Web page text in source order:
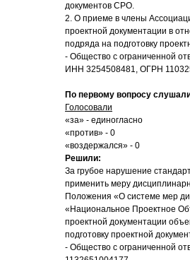
документов СРО.
2. О приеме в члены
проектной документации в
подряда на подготовку
- Общество с ограниченной
ИНН 3254508481, ОГРН
По первому вопросу
Голосовали
«за» - единогласно
«против» - 0
«воздержался» - 0
Решили:
За грубое нарушение
применить меру
Положения «О системе мер
«Национальное Проектное
проектной документации
подготовку проектной
- Общество с ограниченной